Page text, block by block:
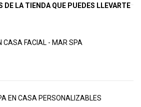
DE LA TIENDA QUE PUEDES LLEVARTE
CASA FACIAL - MAR SPA
EN CASA PERSONALIZABLES